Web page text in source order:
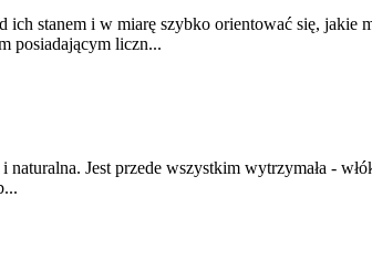
stanem i w miarę szybko orientować się,
posiadającym liczn...
Jest przede wszystkim wytrzymała -